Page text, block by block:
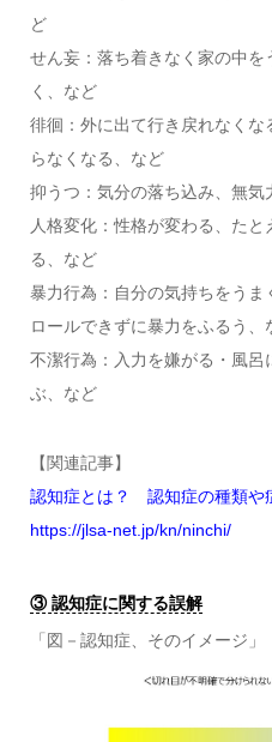
ど
せん妄：落ち着きなく家の中
く、など
徘徊：外に出て行き戻れなく
らなくなる、など
抑うつ：気分の落ち込み、無気
人格変化：性格が変わる、た
る、など
暴力行為：自分の気持ちをうま
ロールできずに暴力をふるう、
不潔行為：入力を嫌がる・風
ぶ、など
【関連記事】
認知症とは？ 認知症の種類や
https://jlsa-net.jp/kn/ninchi/
③ 認知症に関する誤解
「図－認知症、そのイメージ」